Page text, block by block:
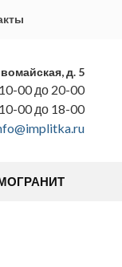
д. 5
00 до 20-00
00 до 18-00